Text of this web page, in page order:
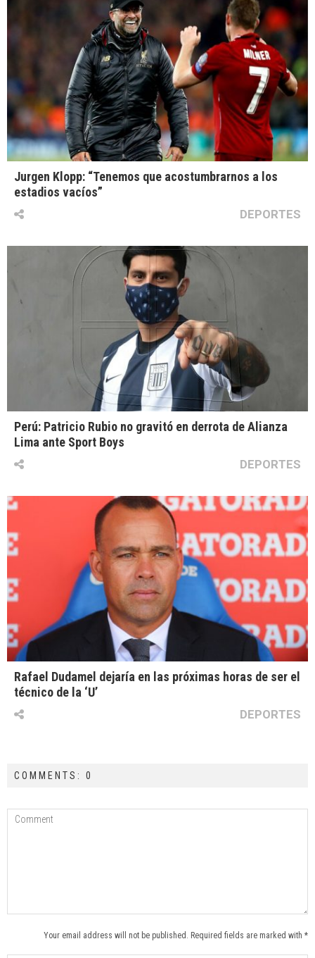
Jurgen Klopp: “Tenemos que acostumbrarnos a los
estadios vacíos”
DEPORTES
Perú: Patricio Rubio no gravitó en derrota de Alianza
Lima ante Sport Boys
DEPORTES
Rafael Dudamel dejaría en las próximas horas de ser el
técnico de la ‘U’
DEPORTES
COMMENTS: 0
Your email address will not be published. Required fields are marked with *